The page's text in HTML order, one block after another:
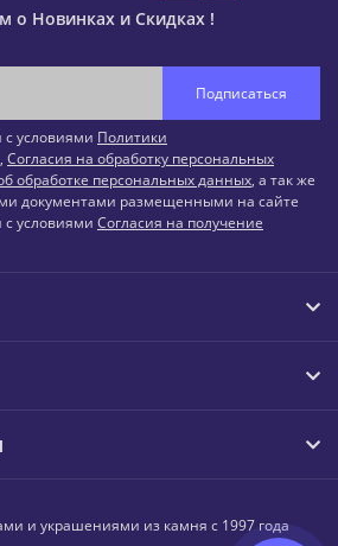
о Новинках и Скидках !
Подписаться
с условиями Политики
, Согласия на обработку персональных
обработке персональных данных, а так же
документами размещенными на сайте
с условиями Согласия на получение
и украшениями из камня с 1997 года